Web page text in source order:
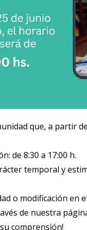
que, a partir
de 8:30 a 17:00 h.
temporal y
o modificación en
de nuestra
comprensión!